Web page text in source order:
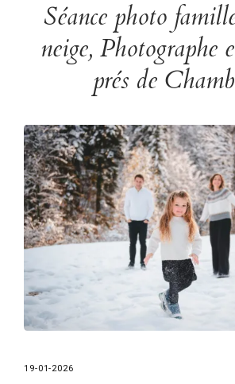
Séance photo
neige, Photographe
prés de
19-01-2026